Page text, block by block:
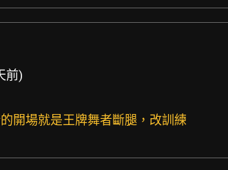
前)
開場就是王牌舞者斷腿，改訓練